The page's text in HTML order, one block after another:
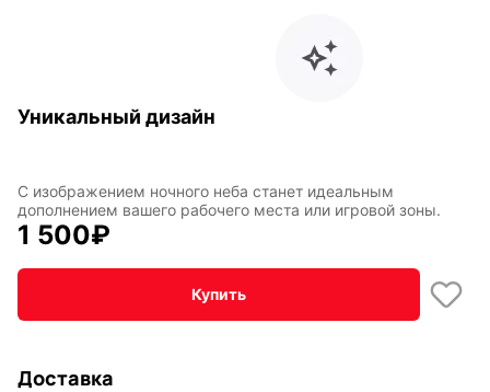
Уникальный дизайн
С изображением ночного неба станет идеальным
дополнением вашего рабочего места или игровой зоны.
1 500₽
Купить
Доставка
По мотивам
игр
CHERVONNYI
BadStory
Колумбус